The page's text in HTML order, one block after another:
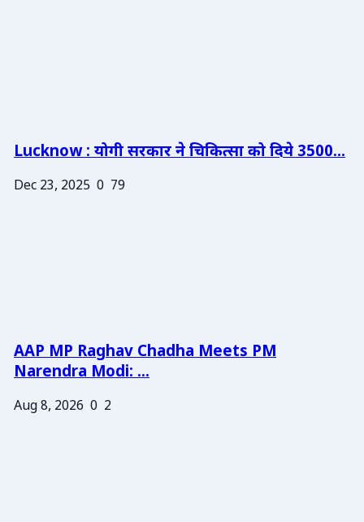
Lucknow : योगी सरकार ने चिकित्सा को दिये 3500...
Dec 23, 2025 0 79
AAP MP Raghav Chadha Meets PM
Narendra Modi: ...
Aug 8, 2026 0 2